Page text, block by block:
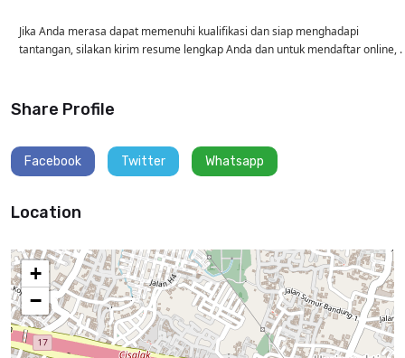
Jika Anda merasa dapat memenuhi kualifikasi dan siap menghadapi
tantangan, silakan kirim resume lengkap Anda dan untuk mendaftar online, .
Share Profile
Facebook Twitter Whatsapp
Location
+
−